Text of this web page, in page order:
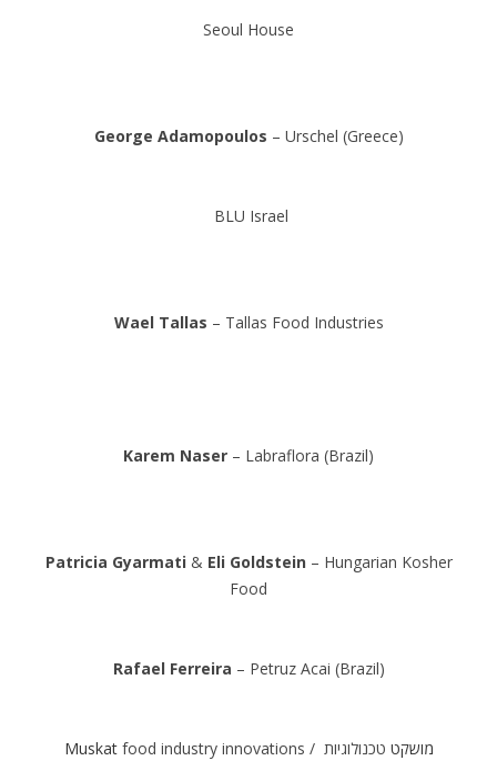
Seoul House
George Adamopoulos – Urschel (Greece)
BLU Israel
Wael Tallas – Tallas Food Industries
Karem Naser – Labraflora (Brazil)
Patricia Gyarmati& Eli Goldstein– Hungarian Kosher
Food
Rafael Ferreira – Petruz Acai (Brazil)
Muskatfood industry innovations / מושקט טכנולוגיות